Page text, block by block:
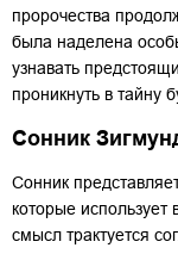
пророчества
была наделена
узнавать
проникнуть в тайну
Сонник
Сонник
которые
смысл трактуется